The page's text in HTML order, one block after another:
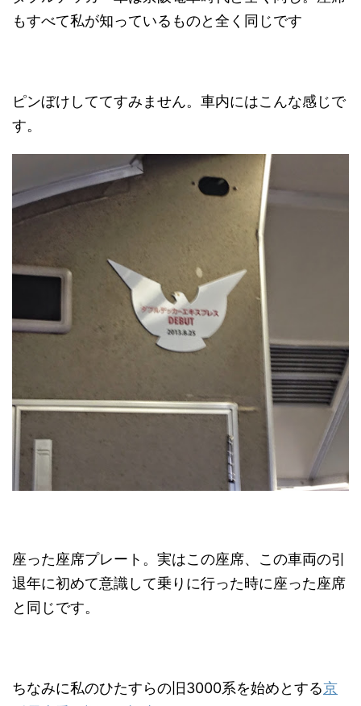
もすべて私が知っているものと全く同じです
ピンぼけしててすみません。車内にはこんな感じで
す。
座った座席プレート。実はこの座席、この車両の引
退年に初めて意識して乗りに行った時に座った座席
と同じです。
ちなみに私のひたすらの旧3000系を始めとする京